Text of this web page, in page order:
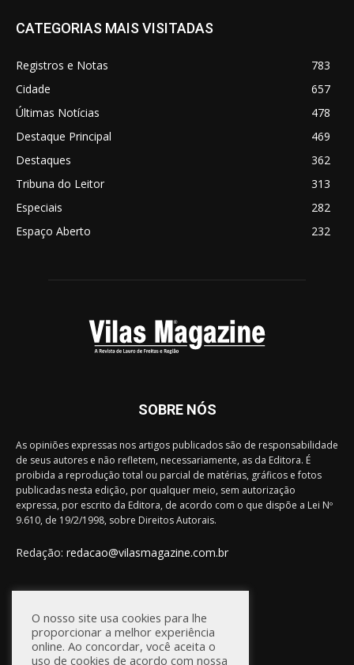
CATEGORIAS MAIS VISITADAS
Registros e Notas
783
Cidade
657
Últimas Notícias
478
Destaque Principal
469
Destaques
362
Tribuna do Leitor
313
Especiais
282
Espaço Aberto
232
SOBRE NÓS
As opiniões expressas nos artigos publicados são de responsabilidade
de seus autores e não refletem, necessariamente, as da Editora. É
proibida a reprodução total ou parcial de matérias, gráficos e fotos
publicadas nesta edição, por qualquer meio, sem autorização
expressa, por escrito da Editora, de acordo com o que dispõe a Lei Nº
9.610, de 19/2/1998, sobre Direitos Autorais.
Redação: redacao@vilasmagazine.com.br
FIQUE CONECTADO
O nosso site usa cookies para lhe
proporcionar a melhor experiência
online. Ao concordar, você aceita o
uso de cookies de acordo com nossa